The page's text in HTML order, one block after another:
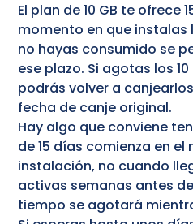
El plan de 10 GB te ofrece
momento en que instalas
no hayas consumido se
ese plazo. Si agotas los
podrás volver a
fecha de canje original.
Hay algo que conviene
de 15 días comienza en
instalación, no cuando
activas semanas antes
tiempo se agotará